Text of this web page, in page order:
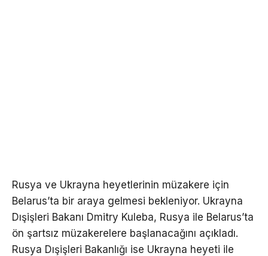
Rusya ve Ukrayna heyetlerinin müzakere için
Belarus’ta bir araya gelmesi bekleniyor. Ukrayna
Dışişleri Bakanı Dmitry Kuleba, Rusya ile Belarus’ta
ön şartsız müzakerelere başlanacağını açıkladı.
Rusya Dışişleri Bakanlığı ise Ukrayna heyeti ile